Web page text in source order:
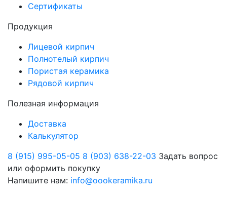
Сертификаты
Продукция
Лицевой кирпич
Полнотелый кирпич
Пористая керамика
Рядовой кирпич
Полезная информация
Доставка
Калькулятор
8 (915) 995-05-05 8 (903) 638-22-03 Задать вопрос
или оформить покупку
Напишите нам: info@oookeramika.ru